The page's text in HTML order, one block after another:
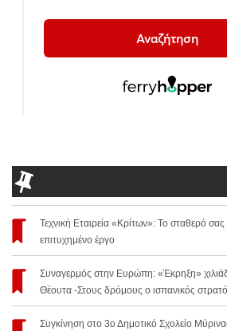
Τεχνική Εταιρεία «Κρίτων»: Το σταθερό σας
επιτυχημένο έργο
Συναγερμός στην Ευρώπη: «Έκρηξη»
Θέουτα -Στους δρόμους ο ισπανικός
Συγκίνηση στο 3ο Δημοτικό Σχολείο